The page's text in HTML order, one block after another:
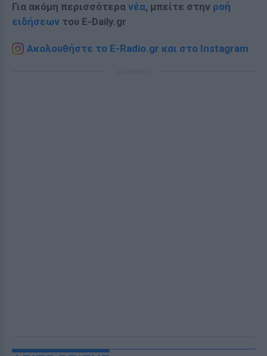
Για ακόμη περισσότερα νέα, μπείτε στην ροή
ειδήσεων του E-Daily.gr
Ακολουθήστε το E-Radio.gr και στο Instagram